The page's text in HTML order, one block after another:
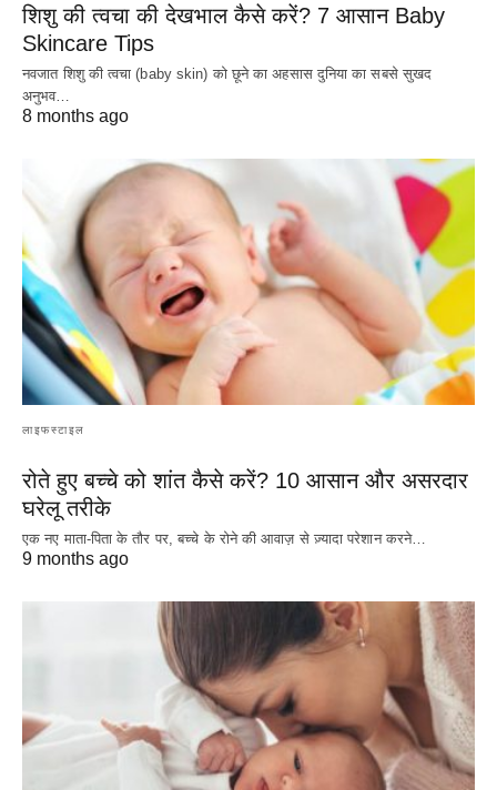
शिशु की त्वचा की देखभाल कैसे करें? 7 आसान Baby
Skincare Tips
नवजात शिशु की त्वचा (baby skin) को छूने का अहसास दुनिया का सबसे सुखद
अनुभव…
8 months ago
लाइफस्टाइल
रोते हुए बच्चे को शांत कैसे करें? 10 आसान और असरदार
घरेलू तरीके
एक नए माता-पिता के तौर पर, बच्चे के रोने की आवाज़ से ज़्यादा परेशान करने…
9 months ago